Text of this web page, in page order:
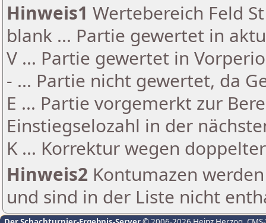
Hinweis1 Wertebereich Feld
blank ... Partie gewertet in
V ... Partie gewertet in
- ... Partie nicht gewertet, da
E ... Partie vorgemerkt zur
Einstiegselozahl in der
K ... Korrektur wegen
Hinweis2 Kontumazen
und sind in der Liste nicht